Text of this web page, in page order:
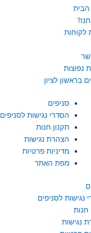
הבית
לקוחות
נפוצות
בראשון לציון
סניפים
הסדרי נגישות לסניפים
תקנון חנות
הצהרת נגישות
מדיניות פרטיות
מפת האתר
נגישות לסניפים
חנות
נגישות